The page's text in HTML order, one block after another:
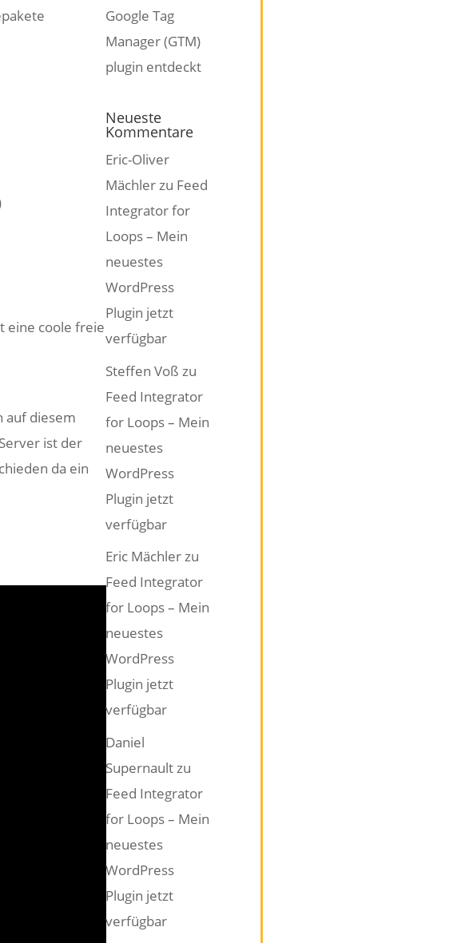
eine coole freie
auf diesem
ist der
da ein
Google Tag
Manager (GTM)
plugin entdeckt
Neueste
Kommentare
Eric-Oliver
Mächlerzu Feed
Integrator for
Loops – Mein
neuestes
WordPress
Plugin jetzt
verfügbar
Steffen Voß zu
Feed Integrator
for Loops – Mein
neuestes
WordPress
Plugin jetzt
verfügbar
Eric Mächlerzu
Feed Integrator
for Loops – Mein
neuestes
WordPress
Plugin jetzt
verfügbar
Daniel
Supernaultzu
Feed Integrator
for Loops – Mein
neuestes
WordPress
Plugin jetzt
verfügbar